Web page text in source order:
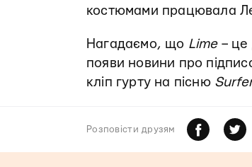
костюмами працювала
Нагадаємо, що Lime– це
появи новини про
кліп гурту на пісню
Розповiсти друзям